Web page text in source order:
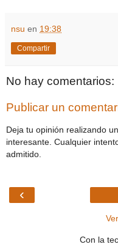
nsu en 19:38
Compartir
No hay comentarios:
Publicar un
Deja tu opinión realizando
interesante. Cualquier
admitido.
‹
Con la